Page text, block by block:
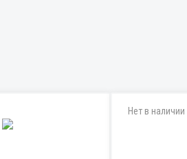
Нет в наличии